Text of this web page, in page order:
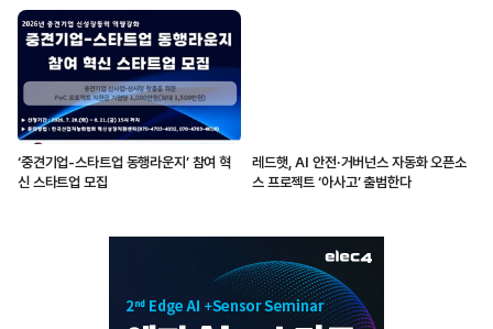
‘중견기업-스타트업 동행라운지’ 참여 혁
신 스타트업 모집
레드햇, AI 안전·거버넌스 자동화 오픈소
스 프로젝트 ‘아사고’ 출범한다